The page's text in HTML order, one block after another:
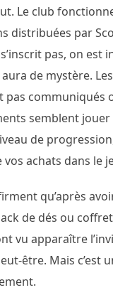
Le club
distribuées par
pas, on est
de mystère.
pas communiqués
semblent
de
achats dans le
qu’après
de dés ou
vu apparaître
être. Mais c’est